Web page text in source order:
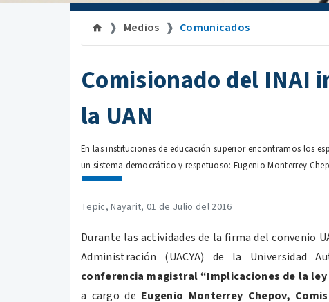
Medios Comunicados
Comisionado del INAI
la UAN
En las instituciones de educación superior encontramos los
un sistema democrático y respetuoso: Eugenio Monterrey
Tepic, Nayarit, 01 de Julio del 2016
Durante las actividades de la firma del convenio
Administración (UACYA) de la Universidad
conferencia magistral “Implicaciones de la
a cargo de Eugenio Monterrey Chepov,